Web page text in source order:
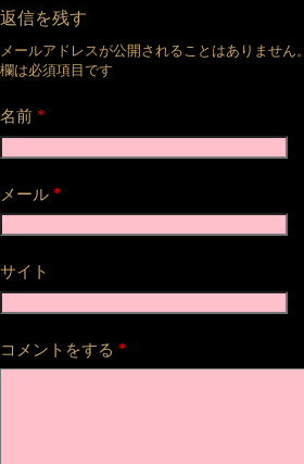
返信を残す
メールアドレスが公開されることはありません。
欄は必須項目です
名前 *
メール *
サイト
コメントをする *